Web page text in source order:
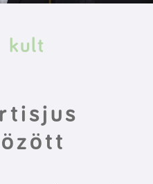
kult